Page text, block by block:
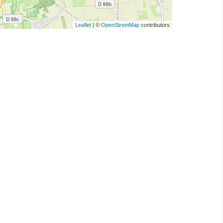
Leaflet | © OpenStreetMap contributors